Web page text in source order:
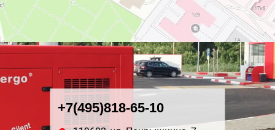
+7(495)818-65-10